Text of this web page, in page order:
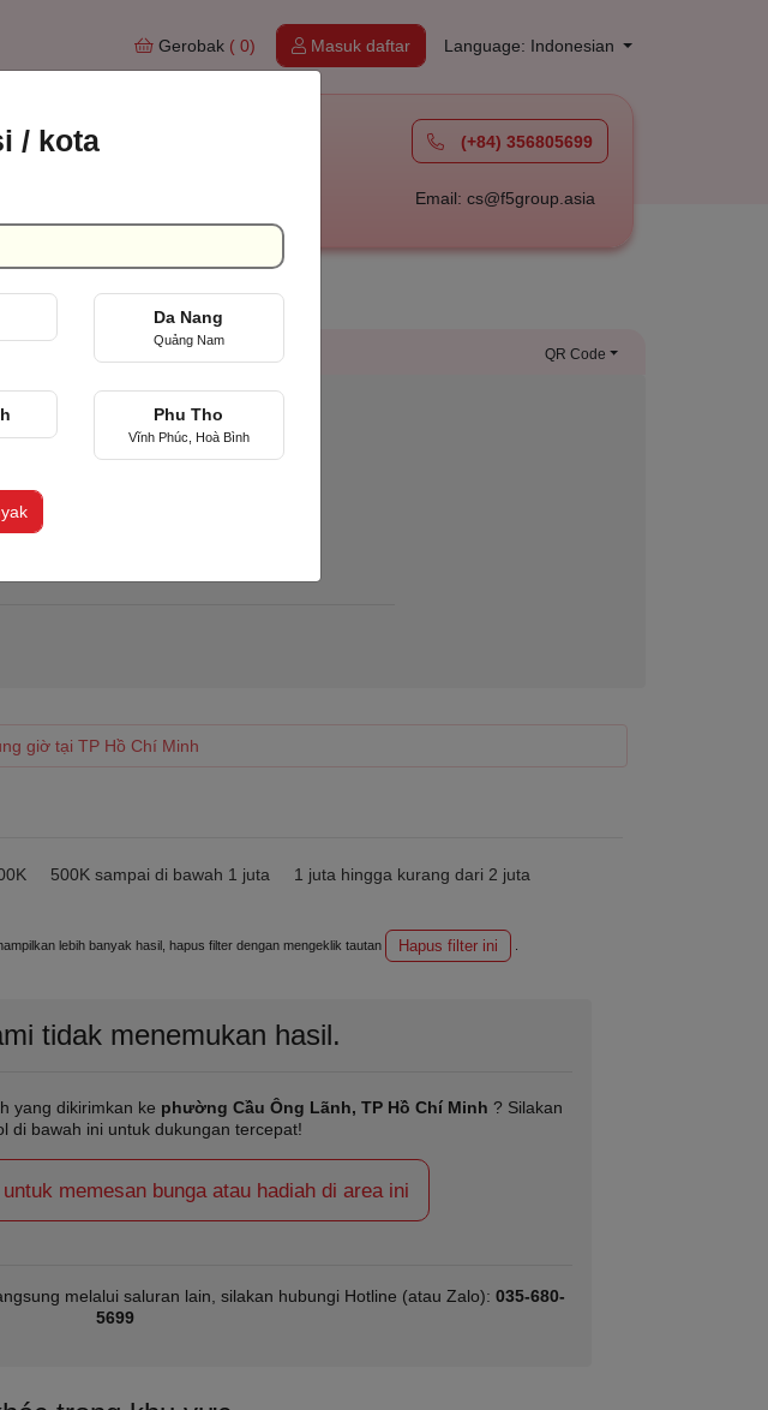
Gerobak ( 0) Masuk daftar Language: Indonesian
(+84) 356805699
Email: cs@f5group.asia
QR Code
giờ tại TP Hồ Chí Minh
500K sampai di bawah 1 juta
1 juta hingga kurang dari 2 juta
lebih banyak hasil, hapus filter dengan mengeklik tautan Hapus filter ini
tidak menemukan hasil.
yang dikirimkan ke phường Cầu Ông Lãnh, TP Hồ Chí Minh ? Silakan
di bawah ini untuk dukungan tercepat!
memesan bunga atau hadiah di area ini
melalui saluran lain, silakan hubungi Hotline (atau Zalo): 035-680-
5699
/ kota
Da Nang
Quảng Nam
Phu Tho
Vĩnh Phúc, Hoà Bình